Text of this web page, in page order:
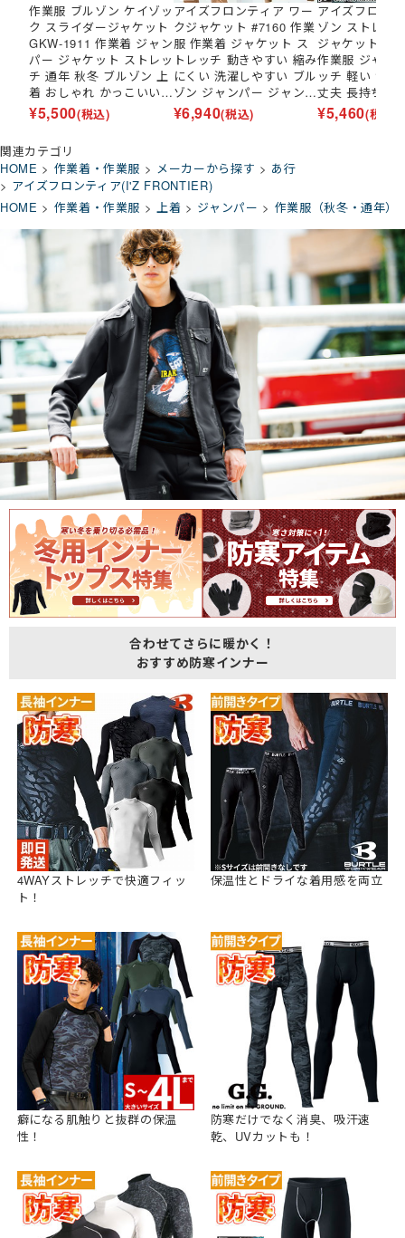
作業服 ブルゾン ケイゾッ
ク スライダージャケット
GKW-1911 作業着 ジャン
パー ジャケット ストレッ
チ 通年 秋冬 ブルゾン 上
着 おしゃれ かっこいい
人気 企業 法人 ワーク 作
業 工場 外作業 ワークユ
事 現場 大きいサイズ 3L
4L
¥5,500(税込)
アイズフロンティア ワー
クジャケット #7160 作業
服 作業着 ジャケット ス
トレッチ 動きやすい 縮み
にくい 洗濯しやすい ブル
ゾン ジャンパー ジャンバ
ー 上着 長袖 通年 秋冬
おしゃれ かっこいい 人気
いサイズ 4L
¥6,940(税込)
アイズフロン
ゾン ストレッ
ジャケット
作業服 ジャケ
ッチ 軽い 制電
丈夫 長持ち ジ
ジャンバー 上
年 秋冬 おしゃ
¥5,460(税込)
関連カテゴリ
HOME
作業着・作業服 メーカーから探す
あ行
アイズフロンティア(I'Z FRONTIER)
HOME
作業着・作業服 上着 ジャンパー 作業服（秋冬・通年）
合わせてさらに暖かく！
おすすめ防寒インナー
4WAYストレッチで快適フィッ
ト！
保温性とドライな着用感を両立
癖になる肌触りと抜群の保温
性！
防寒だけでなく消臭、吸汗速
乾、UVカットも！